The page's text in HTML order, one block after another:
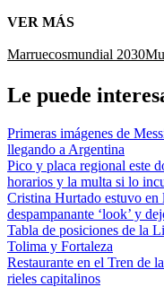
VER MÁS
Marruecosmundial 2030
Le puede
Primeras imágenes de
llegando a Argentina
Pico y placa regional este
horarios y la multa si lo
Cristina Hurtado estuvo en
despampanante ‘look’ y
Tabla de posiciones de la
Tolima y Fortaleza
Restaurante en el Tren de
rieles capitalinos